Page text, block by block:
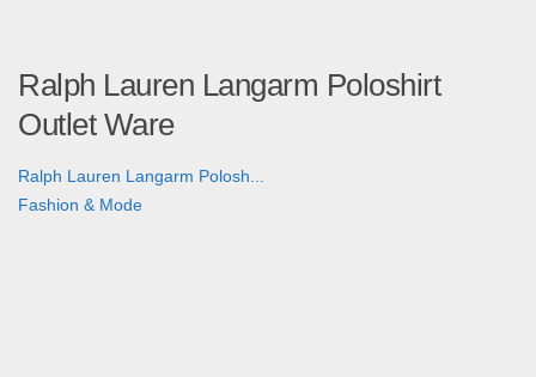
Ralph Lauren Langarm Poloshirt
Outlet Ware
Ralph Lauren Langarm Polosh...
Fashion & Mode